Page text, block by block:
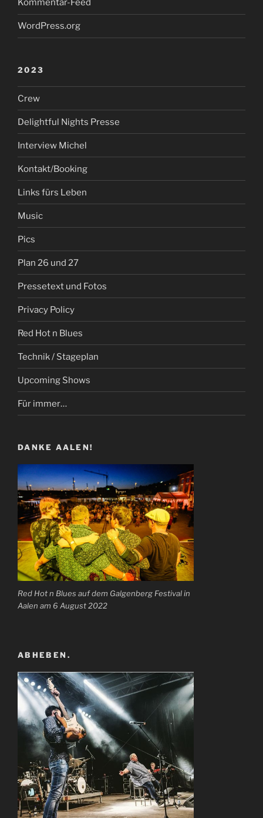
Kommentar-Feed
WordPress.org
2023
Crew
Delightful Nights Presse
Interview Michel
Kontakt/Booking
Links fürs Leben
Music
Pics
Plan 26 und 27
Pressetext und Fotos
Privacy Policy
Red Hot n Blues
Technik / Stageplan
Upcoming Shows
Für immer…
DANKE AALEN!
Red Hot n Blues auf dem Galgenberg Festival in
Aalen am 6 August 2022
ABHEBEN.